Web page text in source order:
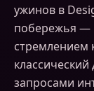
ужинов в
побережья —
стремлением
классический
запросами